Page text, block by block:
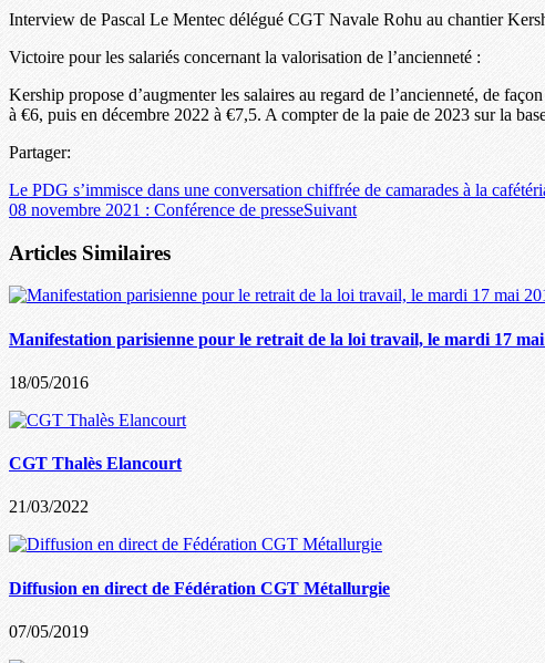
Interview de Pascal Le Mentec délégué CGT Navale Rohu au chantier
Victoire pour les salariés concernant la valorisation de l’ancienneté :
Kership propose d’augmenter les salaires au regard de l’ancienneté, de
à €6, puis en décembre 2022 à €7,5. A compter de la paie de 2023 sur la
Partager:
Le PDG s’immisce dans une conversation chiffrée de camarades à la
08 novembre 2021 : Conférence de presseSuivant
Articles Similaires
Manifestation parisienne pour le retrait de la loi travail, le mardi 17 mai
18/05/2016
CGT Thalès Elancourt
21/03/2022
Diffusion en direct de Fédération CGT Métallurgie
07/05/2019